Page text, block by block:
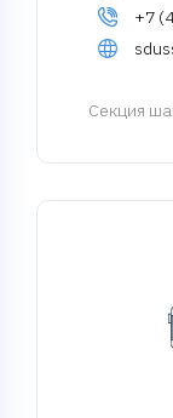
+7
Cекция